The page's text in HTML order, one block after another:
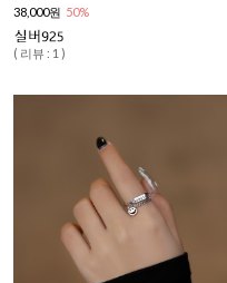
38,000원 50%
( 리뷰 : 1 )